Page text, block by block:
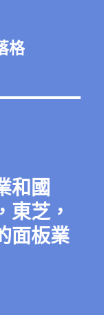
格
和國
東芝，
面板業